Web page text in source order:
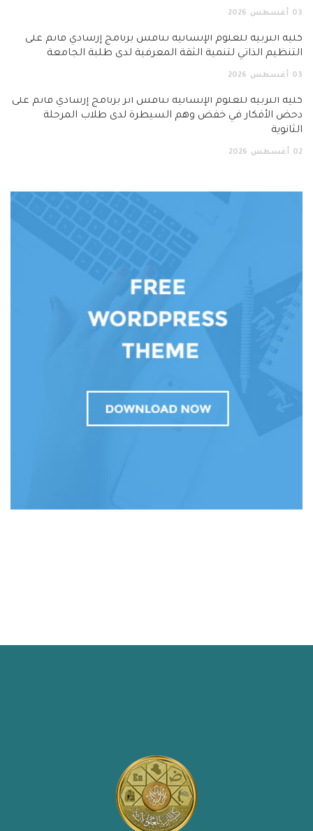
03 أغسطس 2026
كلية التربية للعلوم الإنسانية تناقش برنامج إرشادي قائم على
التنظيم الذاتي لتنمية الثقة المعرفية لدى طلبة الجامعة
03 أغسطس 2026
كلية التربية للعلوم الإنسانية تناقش أثر برنامج إرشادي قائم على
دحض الأفكار في خفض وهم السيطرة لدى طلاب المرحلة
الثانوية
02 أغسطس 2026